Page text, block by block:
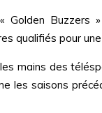
Buzzers
qualifiés pour
mains des
les saisons